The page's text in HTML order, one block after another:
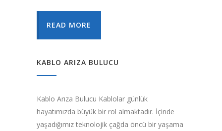
READ MORE
KABLO ARIZA BULUCU
Kablo Arıza Bulucu Kablolar günlük
hayatımızda büyük bir rol almaktadır. İçinde
yaşadığımız teknolojik çağda öncü bir yaşama